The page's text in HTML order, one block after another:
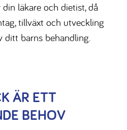
läkare och dietist, då
tillväxt och utveckling
ditt barns behandling.
ÄR ETT
BEHOV